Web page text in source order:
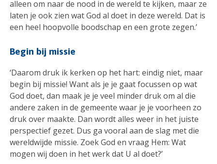
alleen om naar de nood in de wereld te kijken, maar ze
laten je ook zien wat God al doet in deze wereld. Dat is
een heel hoopvolle boodschap en een grote zegen.’
Begin bij missie
‘Daarom druk ik kerken op het hart: eindig niet, maar
begin bij missie! Want als je je gaat focussen op wat
God doet, dan maak je je veel minder druk om al die
andere zaken in de gemeente waar je je voorheen zo
druk over maakte. Dan wordt alles weer in het juiste
perspectief gezet. Dus ga vooral aan de slag met die
wereldwijde missie. Zoek God en vraag Hem: Wat
mogen wij doen in het werk dat U al doet?’